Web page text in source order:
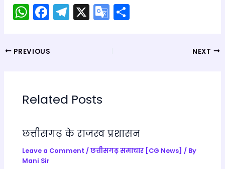
W
h
a
ts
p
p
F
a
c
e
o
o
k
T
el
m
X G
o
n
sl
a
PREVIOUS NEXT
Related Posts
छत्तीसगढ़ के राजस्व प्रशासन
Leave a Comment /छत्तीसगढ़ समाचार [CG News] / By
Mani Sir